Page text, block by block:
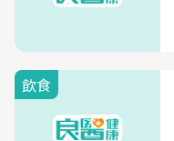
飲食